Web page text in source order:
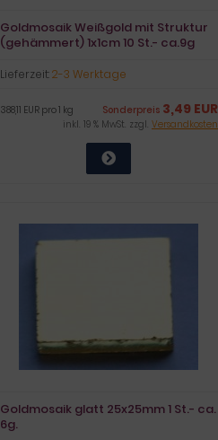
Goldmosaik Weißgold mit Struktur
(gehämmert) 1x1cm 10 St.- ca.9g
Lieferzeit:2-3 Werktage
Sonderpreis 3,49 EUR
388,11 EUR pro 1 kg
inkl. 19 % MwSt. zzgl. Versandkosten
Goldmosaik glatt 25x25mm 1 St.- ca.
6g.